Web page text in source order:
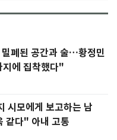
폐된 공간과 술…황정민
지에 집착했다"
시모에게 보고하는 남
같다" 아내 고통